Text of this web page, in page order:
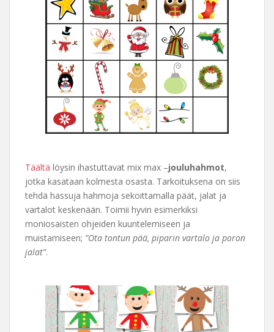
Täältä löysin ihastuttavat mix max –jouluhahmot,
jotka kasataan kolmesta osasta. Tarkoituksena on siis
tehdä hassuja hahmoja sekoittamalla päät, jalat ja
vartalot keskenään. Toimii hyvin esimerkiksi
moniosaisten ohjeiden kuuntelemiseen ja
muistamiseen; ”Ota tontun pää, piparin vartalo ja poron
jalat”.